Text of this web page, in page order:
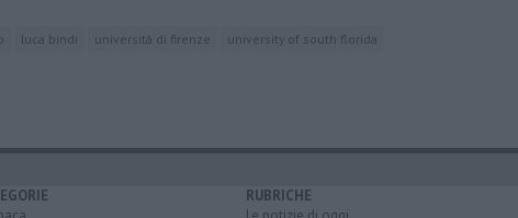
luca bindi università di firenze
university of south florida
RUBRICHE